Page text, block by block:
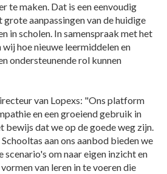
te maken. Dat is een eenvoudig
aanpassingen van de huidige
in scholen. In samenspraak met het
hoe nieuwe leermiddelen en
ondersteunende rol kunnen
van Lopexs: "Ons platform
en een groeiend gebruik in
bewijs dat we op de goede weg zijn.
aan ons aanbod bieden we
scenario's om naar eigen inzicht en
van leren in te voeren die